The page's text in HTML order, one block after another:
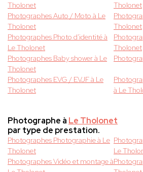
Tholonet
Tholonet
Photographes Auto / Moto à Le
Tholonet
Tholonet
Photographes Photo d'identité à
Le Tholonet
Tholonet
Photographes Baby shower à Le
Tholonet
Photographes EVG / EVJF à Le
Tholonet
à Le
Photographe à Le Tholonet
par type de prestation.
Photographes Photographie à Le
Tholonet
Le
Photographes Vidéo et montage à